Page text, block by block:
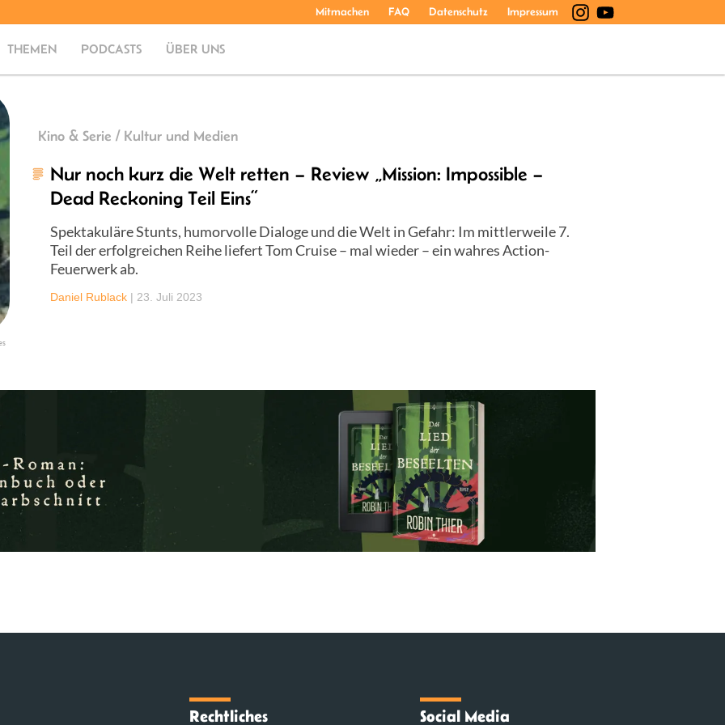
Mitmachen FAQ Datenschutz Impressum
THEMEN PODCASTS ÜBER UNS
Kino & Serie / Kultur und Medien
Nur noch kurz die Welt retten – Review „Mission: Impossible –
Dead Reckoning Teil Eins“
Spektakuläre Stunts, humorvolle Dialoge und die Welt in Gefahr: Im mittlerweile 7.
Teil der erfolgreichen Reihe liefert Tom Cruise – mal wieder – ein wahres Action-
Feuerwerk ab.
Daniel Rublack | 23. Juli 2023
Rechtliches Social Media